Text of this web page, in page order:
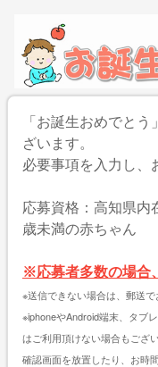
「お誕生おめでと
ざいます。
必要事項を入力し、
応募資格：高知県内
歳未満の赤ちゃん
※応募者多数の場合
※送信できない場合は、郵送で
※iphoneやAndroid端末、タブ
はご利用頂けない場合もござい
確認画面を放置したり、お時